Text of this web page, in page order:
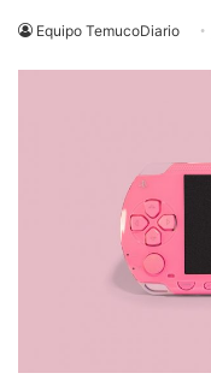
Equipo TemucoDiario